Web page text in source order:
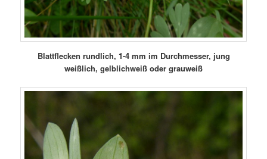
Blattflecken rundlich, 1-4 mm im Durchmesser, jung
weißlich, gelblichweiß oder grauweiß